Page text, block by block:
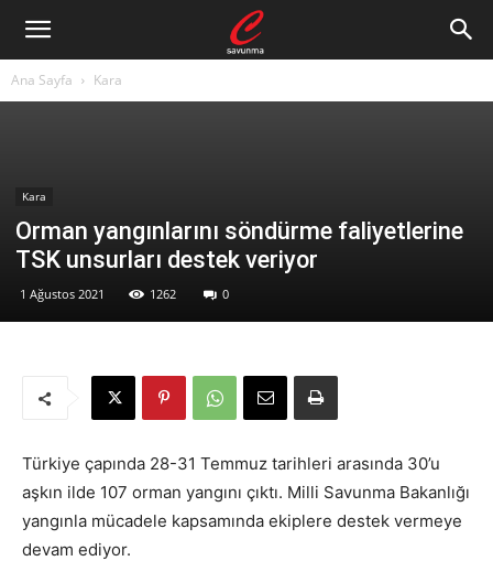
Ana Sayfa Kara
Kara
Orman yangınlarını söndürme faliyetlerine
TSK unsurları destek veriyor
1 Ağustos 2021 1262 0
Türkiye çapında 28-31 Temmuz tarihleri arasında 30’u
aşkın ilde 107 orman yangını çıktı. Milli Savunma Bakanlığı
yangınla mücadele kapsamında ekiplere destek vermeye
devam ediyor.